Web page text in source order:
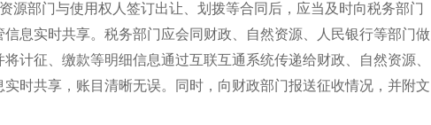
源部门与使用权人签订出让、划拨等合同后，应当及时向税务部门
息实时共享。税务部门应会同财政、自然资源、人民银行等部门做
计征、缴款等明细信息通过互联互通系统传递给财政、自然资源、
时共享，账目清晰无误。同时，向财政部门报送征收情况，并附文